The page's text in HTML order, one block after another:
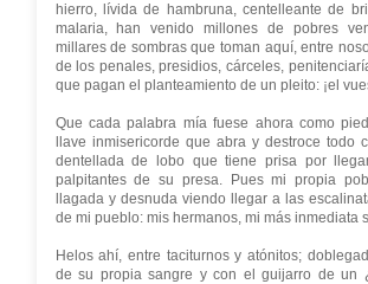
hierro, lívida de hambruna, centelleante de
malaria, han venido millones de pobres
millares de sombras que toman aquí, entre
de los penales, presidios, cárceles,
que pagan el planteamiento de un pleito: ¡el
Que cada palabra mía fuese ahora como
llave inmisericorde que abra y destroce todo
dentellada de lobo que tiene prisa por
palpitantes de su presa. Pues mi propia
llagada y desnuda viendo llegar a las
de mi pueblo: mis hermanos, mi más inmediata
Helos ahí, entre taciturnos y atónitos;
de su propia sangre y con el guijarro de un